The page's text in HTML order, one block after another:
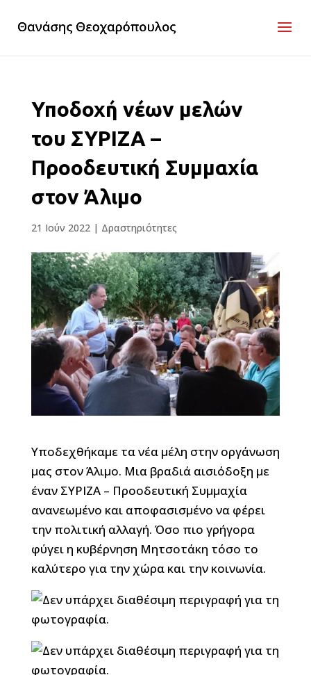
Υποδοχή νέων μελών
του ΣΥΡΙΖΑ –
Προοδευτική Συμμαχία
στον Άλιμο
21 Ιούν 2022| Δραστηριότητες
Υποδεχθήκαμε τα νέα μέλη στην οργάνωση
μας στον Άλιμο. Μια βραδιά αισιόδοξη με
έναν ΣΥΡΙΖΑ – Προοδευτική Συμμαχία
ανανεωμένο και αποφασισμένο να φέρει
την πολιτική αλλαγή. Όσο πιο γρήγορα
φύγει η κυβέρνηση Μητσοτάκη τόσο το
καλύτερο για την χώρα και την κοινωνία.